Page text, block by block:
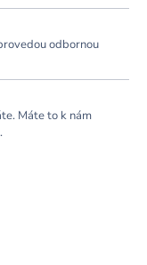
odbornou
Máte to k nám